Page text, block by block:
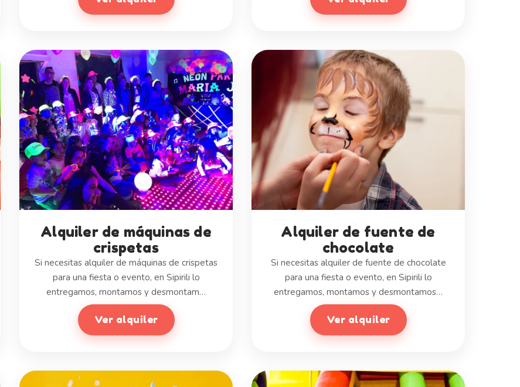
Alquiler de máquinas de
crispetas
Si necesitas alquiler de máquinas de crispetas
para una fiesta o evento, en Sipirili lo
entregamos, montamos y desmontam…
Ver alquiler
Alquiler de fuente de
chocolate
Si necesitas alquiler de fuente de chocolate
para una fiesta o evento, en Sipirili lo
entregamos, montamos y desmontamos…
Ver alquiler